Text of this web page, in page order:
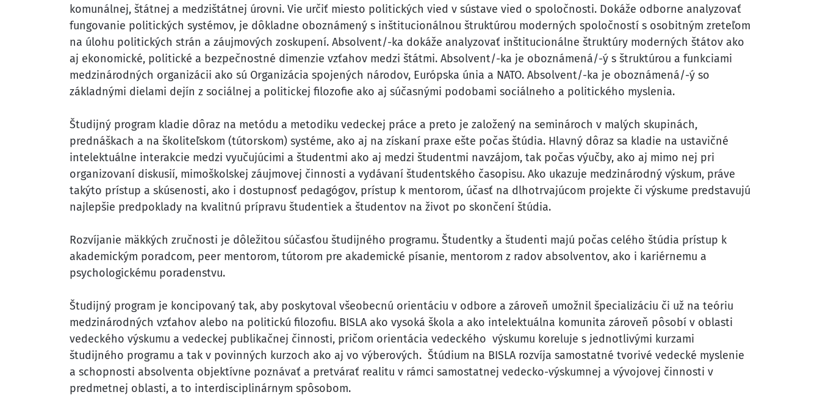
komunálnej, štátnej a medzištátnej úrovni. Vie určiť miesto politických vied v sústave vied o spoločnosti. Dokáže odborne analyzovať
fungovanie politických systémov, je dôkladne oboznámený s inštitucionálnou štruktúrou moderných spoločností s osobitným zreteľom
na úlohu politických strán a záujmových zoskupení. Absolvent/-ka dokáže analyzovať inštitucionálne štruktúry moderných štátov ako
aj ekonomické, politické a bezpečnostné dimenzie vzťahov medzi štátmi. Absolvent/-ka je oboznámená/-ý s štruktúrou a funkciami
medzinárodných organizácii ako sú Organizácia spojených národov, Európska únia a NATO. Absolvent/-ka je oboznámená/-ý so
základnými dielami dejín z sociálnej a politickej filozofie ako aj súčasnými podobami sociálneho a politického myslenia.
Študijný program kladie dôraz na metódu a metodiku vedeckej práce a preto je založený na seminároch v malých skupinách,
prednáškach a na školiteľskom (tútorskom) systéme, ako aj na získaní praxe ešte počas štúdia. Hlavný dôraz sa kladie na ustavičné
intelektuálne interakcie medzi vyučujúcimi a študentmi ako aj medzi študentmi navzájom, tak počas výučby, ako aj mimo nej pri
organizovaní diskusií, mimoškolskej záujmovej činnosti a vydávaní študentského časopisu. Ako ukazuje medzinárodný výskum, práve
takýto prístup a skúsenosti, ako i dostupnosť pedagógov, prístup k mentorom, účasť na dlhotrvajúcom projekte či výskume predstavujú
najlepšie predpoklady na kvalitnú prípravu študentiek a študentov na život po skončení štúdia.
Rozvíjanie mäkkých zručnosti je dôležitou súčasťou študijného programu. Študentky a študenti majú počas celého štúdia prístup k
akademickým poradcom, peer mentorom, tútorom pre akademické písanie, mentorom z radov absolventov, ako i kariérnemu a
psychologickému poradenstvu.
Študijný program je koncipovaný tak, aby poskytoval všeobecnú orientáciu v odbore a zároveň umožnil špecializáciu či už na teóriu
medzinárodných vzťahov alebo na politickú filozofiu. BISLA ako vysoká škola a ako intelektuálna komunita zároveň pôsobí v oblasti
vedeckého výskumu a vedeckej publikačnej činnosti, pričom orientácia vedeckého výskumu koreluje s jednotlivými kurzami
študijného programu a tak v povinných kurzoch ako aj vo výberových. Štúdium na BISLA rozvíja samostatné tvorivé vedecké myslenie
a schopnosti absolventa objektívne poznávať a pretvárať realitu v rámci samostatnej vedecko-výskumnej a vývojovej činnosti v
predmetnej oblasti, a to interdisciplinárnym spôsobom.